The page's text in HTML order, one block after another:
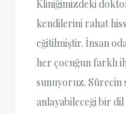
Kliniğimizdeki
kendilerini rahat
eğitilmiştir. İnsan
her çocuğun farklı
sunuyoruz. Sürecin
anlayabileceği bir